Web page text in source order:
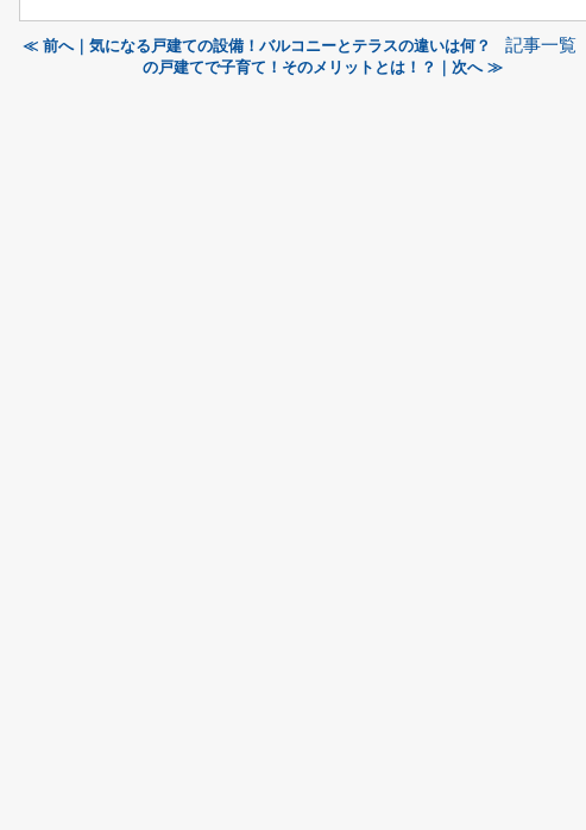
≪ 前へ｜気になる戸建ての設備！バルコニーとテラスの違いは何？ 記事一覧
の戸建てで子育て！そのメリットとは！？｜次へ ≫